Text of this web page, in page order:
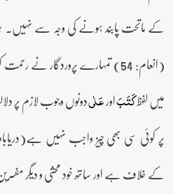
کے ماتحت پابند ہونے کی وجہ سے نہیں۔
(انعام: 54) تمہارے پروردگار
میں لفظکَتَبَاورعَلٰیدونوں وجوب لازم پر
پر کوئی سی بھی چیز واجب نہیں
کے خلاف ہے اور ساتھ خود محشی و دیگر